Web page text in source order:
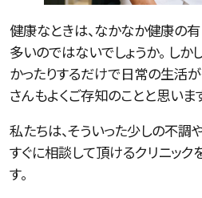
健康なときは、なかなか健康の
多いのではないでしょうか。 しか
かったりするだけで日常の生活
さんもよくご存知のことと思いま
私たちは、そういった少しの不調
すぐに相談して頂けるクリニッ
す。